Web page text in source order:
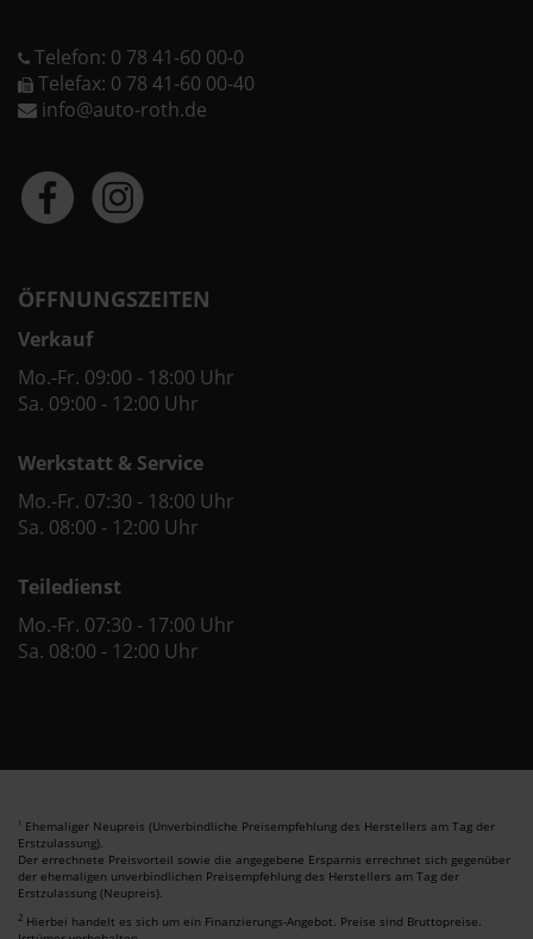
Telefon: 0 78 41-60 00-0
Telefax: 0 78 41-60 00-40
info@auto-roth.de
ÖFFNUNGSZEITEN
Verkauf
Mo.-Fr. 09:00 - 18:00 Uhr
Sa. 09:00 - 12:00 Uhr
Werkstatt & Service
Mo.-Fr. 07:30 - 18:00 Uhr
Sa. 08:00 - 12:00 Uhr
Teiledienst
Mo.-Fr. 07:30 - 17:00 Uhr
Sa. 08:00 - 12:00 Uhr
1 Ehemaliger Neupreis (Unverbindliche Preisempfehlung des Herstellers am Tag der
Erstzulassung).
Der errechnete Preisvorteil sowie die angegebene Ersparnis errechnet sich gegenüber
der ehemaligen unverbindlichen Preisempfehlung des Herstellers am Tag der
Erstzulassung (Neupreis).
2 Hierbei handelt es sich um ein Finanzierungs-Angebot. Preise sind Bruttopreise.